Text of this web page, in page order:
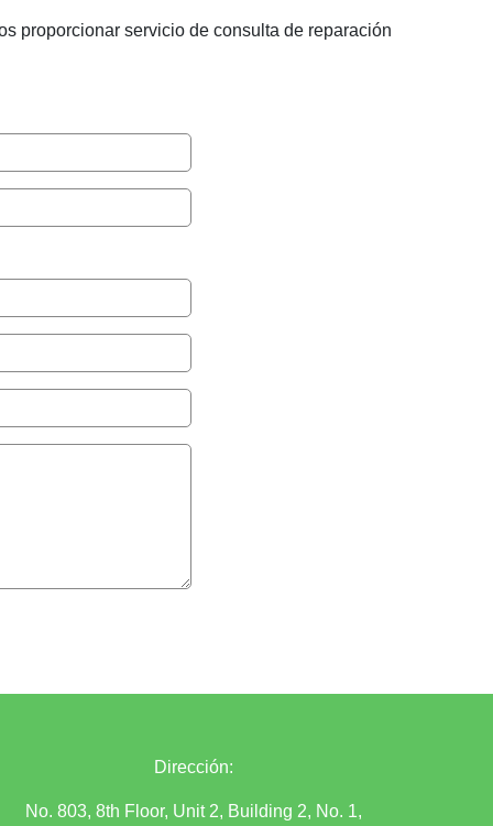
proporcionar servicio de consulta de reparación
Dirección:
No. 803, 8th Floor, Unit 2, Building 2, No. 1,